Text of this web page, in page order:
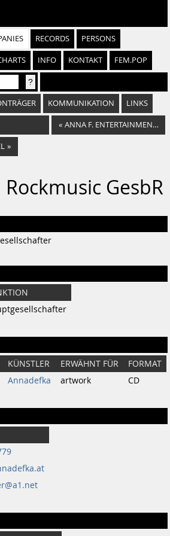
RECORDS PERSONS
INFO KONTAKT FEM.POP
KOMMUNIKATION LINKS
« ANNA F. ENTERTAINMENT GMBH
»
GesbR
KÜNSTLER ERWÄHNT FÜR
FORMAT
Annadefka artwork CD